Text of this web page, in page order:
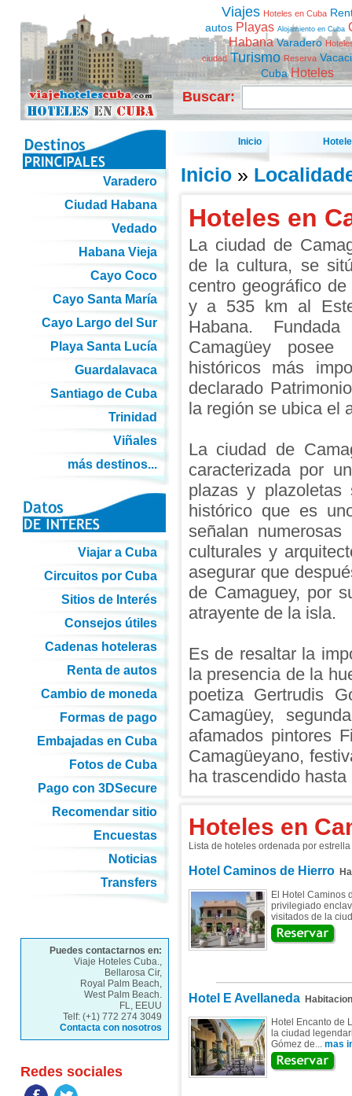
Viajes Hoteles en Cuba
autos Playas Alojamiento en Cuba
Habana Varadero
ciudad Turismo Reserva
Cuba Hoteles
Buscar:
Inicio
Inicio»
Hoteles en
La ciudad de
de la cultura, se
centro geográfico
y a 535 km al
Habana.
Camagüey
históricos más
declarado
la región se ubica el
La ciudad de
caracterizada por
plazas y
histórico que es
señalan
culturales y
asegurar que
de Camaguey, por
atrayente de la isla.
Es de resaltar la
la presencia de la
poetiza Gertrudis
Camagüey,
afamados pintores
Camagüeyano,
ha trascendido
Hoteles en
Lista de hoteles ordenada por
Hotel Caminos de Hierro
El Hotel Caminos
privilegiado
visitados de la
Hotel E Avellaneda
Hotel Encanto de
la ciudad
Gómez de... mas
Varadero
Ciudad Habana
Vedado
Habana Vieja
Cayo Coco
Cayo Santa María
Cayo Largo del Sur
Playa Santa Lucía
Guardalavaca
Santiago de Cuba
Trinidad
Viñales
más destinos...
Viajar a Cuba
Circuitos por Cuba
Sitios de Interés
Consejos útiles
Cadenas hoteleras
Renta de autos
Cambio de moneda
Formas de pago
Embajadas en Cuba
Fotos de Cuba
Pago con 3DSecure
Recomendar sitio
Encuestas
Noticias
Transfers
Puedes contactarnos en:
Viaje Hoteles Cuba.,
Bellarosa Cir,
Royal Palm Beach,
West Palm Beach.
FL, EEUU
Telf: (+1) 772 274 3049
Contacta con nosotros
Redes sociales